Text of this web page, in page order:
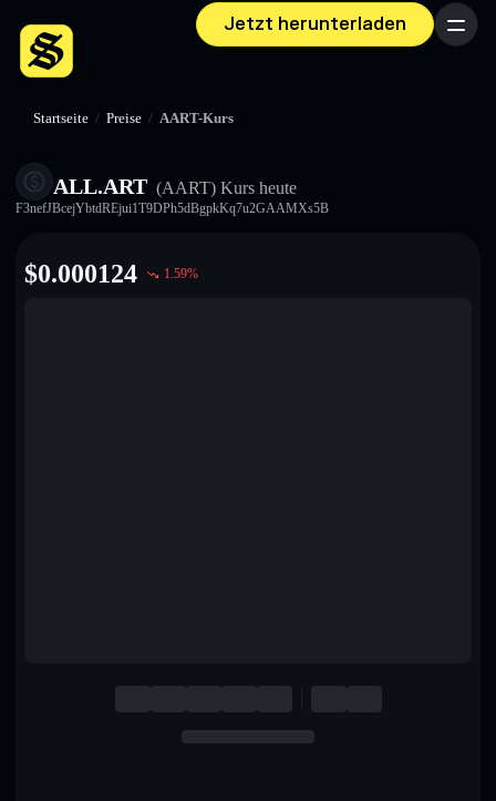
Jetzt herunterladen Menü
Startseite / Preise / AART-Kurs
ALL.ART (AART) Kurs heute
F3nefJBcejYbtdREjui1T9DPh5dBgpkKq7u2GAAMXs5B
$0.000124 1.59%